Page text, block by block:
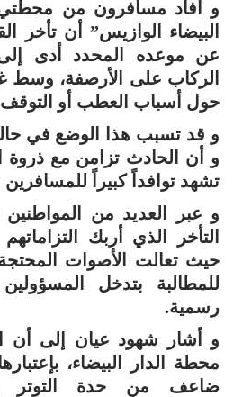
و أفاد مسافرون من
البيضاء الوازيس” أن تأخر
عن موعده المحدد أدى
الركاب على الأرصفة، وسط
حول أسباب العطب أو
و قد تسبب هذا الوضع في
و أن الحادث تزامن مع ذروة
تشهد توافداً كبيراً للمسافرين
و عبر العديد من
التأخر الذي أربك
حيث تعالت الأصوات
للمطالبة بتدخل
رسمية.
و أشار شهود عيان إلى أن
محطة الدار البيضاء،
ضاعف من حدة التوتر